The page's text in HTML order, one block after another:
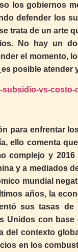
los gobiernos
defender los
trata de un arte
No hay un
el momento,
posible atender
subsidio-vs-
para enfrentar
ello comenta
complejo y
y a mediados
mundial
años, la
sus tasas
Unidos con
contexto
en los